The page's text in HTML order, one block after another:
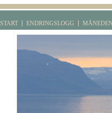
START ENDRINGSLOGG